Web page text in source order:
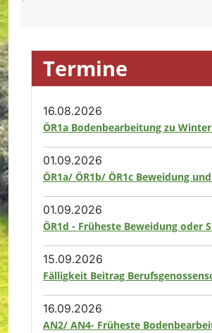
Termine
16.08.2026
ÖR1a Bodenbearbeitung zu
01.09.2026
ÖR1a/ ÖR1b/ ÖR1c Beweidung
01.09.2026
ÖR1d - Früheste Beweidung
15.09.2026
Fälligkeit Beitrag
16.09.2026
AN2/ AN4- Früheste